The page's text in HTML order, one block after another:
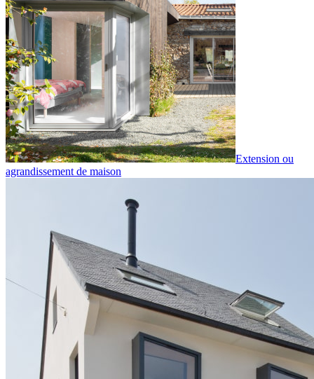
Extension ou
agrandissement de maison